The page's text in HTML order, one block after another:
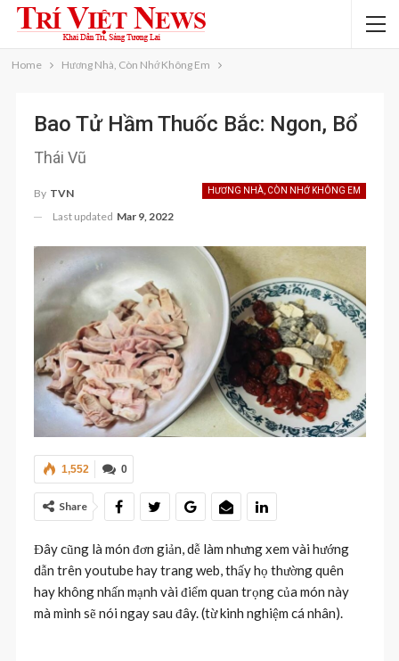
Home Hương Nhà, Còn Nhớ Không Em
Bao Tử Hầm Thuốc Bắc: Ngon, Bổ
Thái Vũ
HƯƠNG NHÀ, CÒN NHỚ KHÔNG EM
By TVN
Last updated Mar 9, 2022
0
1,552
Share
Đây cũng là món đơn giản, dễ làm nhưng xem vài hướng
dẫn trên youtube hay trang web, thấy họ thường quên
hay không nhấn mạnh vài điểm quan trọng của món này
mà mình sẽ nói ngay sau đây. (từ kinh nghiệm cá nhân).